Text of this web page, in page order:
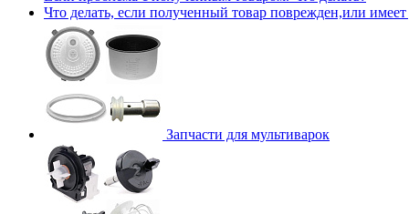
Что делать, если полученный товар поврежден,или имеет
Запчасти для мультиварок